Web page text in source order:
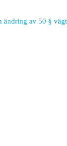
ändring av 50 §